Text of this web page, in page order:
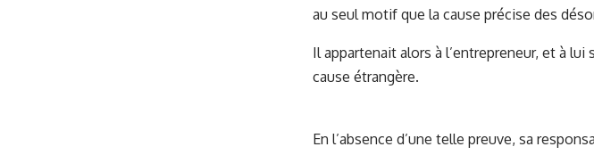
au seul motif que la cause précise des
Il appartenait alors à l’entrepreneur, et à lui
cause étrangère.
En l’absence d’une telle preuve, sa